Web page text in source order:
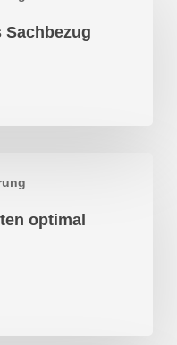
Sachbezug
optimal